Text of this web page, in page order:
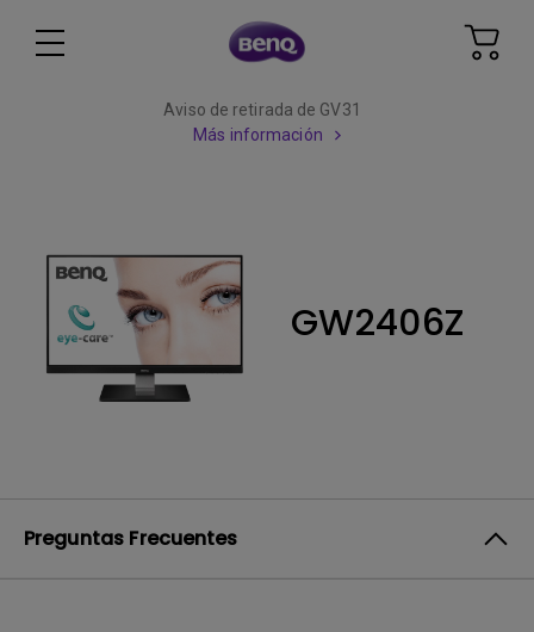
Aviso de retirada de GV31
Más información
GW2406Z
Preguntas Frecuentes